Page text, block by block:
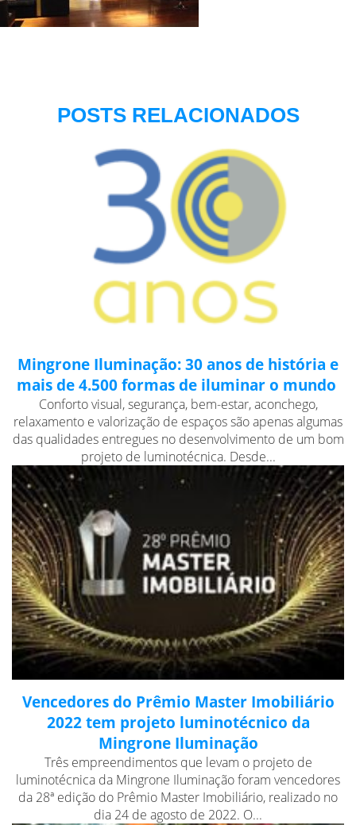
POSTS RELACIONADOS
Mingrone Iluminação: 30 anos de história e
mais de 4.500 formas de iluminar o mundo
Conforto visual, segurança, bem-estar, aconchego,
relaxamento e valorização de espaços são apenas algumas
das qualidades entregues no desenvolvimento de um bom
projeto de luminotécnica. Desde...
Vencedores do Prêmio Master Imobiliário
2022 tem projeto luminotécnico da
Mingrone Iluminação
Três empreendimentos que levam o projeto de
luminotécnica da Mingrone Iluminação foram vencedores
da 28ª edição do Prêmio Master Imobiliário, realizado no
dia 24 de agosto de 2022. O...